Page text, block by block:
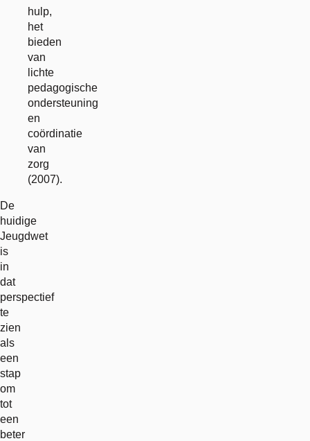
hulp,
het
bieden
van
lichte
pedagogische
ondersteuning
en
coördinatie
van
zorg
(2007).
De
huidige
Jeugdwet
is
in
dat
perspectief
te
zien
als
een
stap
om
tot
een
beter